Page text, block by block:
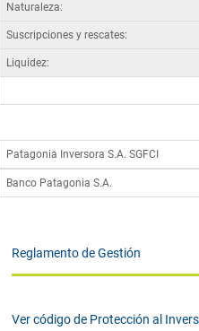
Naturaleza:
Suscripciones y rescates:
Liquidez:
Patagonia Inversora S.A. SGFCI
Banco Patagonia S.A.
Reglamento de Gestión
Ver código de Protección al